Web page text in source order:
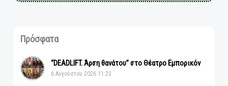
Πρόσφατα
“DEADLIFT. Άρση θανάτου” στο Θέατρο Εμπορικόν
6 Αυγούστου 2026 11:23